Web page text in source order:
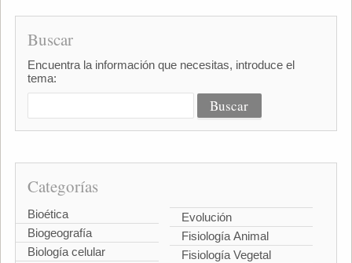
Buscar
Encuentra la información que necesitas, introduce el
tema:
Categorías
Bioética
Biogeografía
Biología celular
Evolución
Fisiología Animal
Fisiología Vegetal